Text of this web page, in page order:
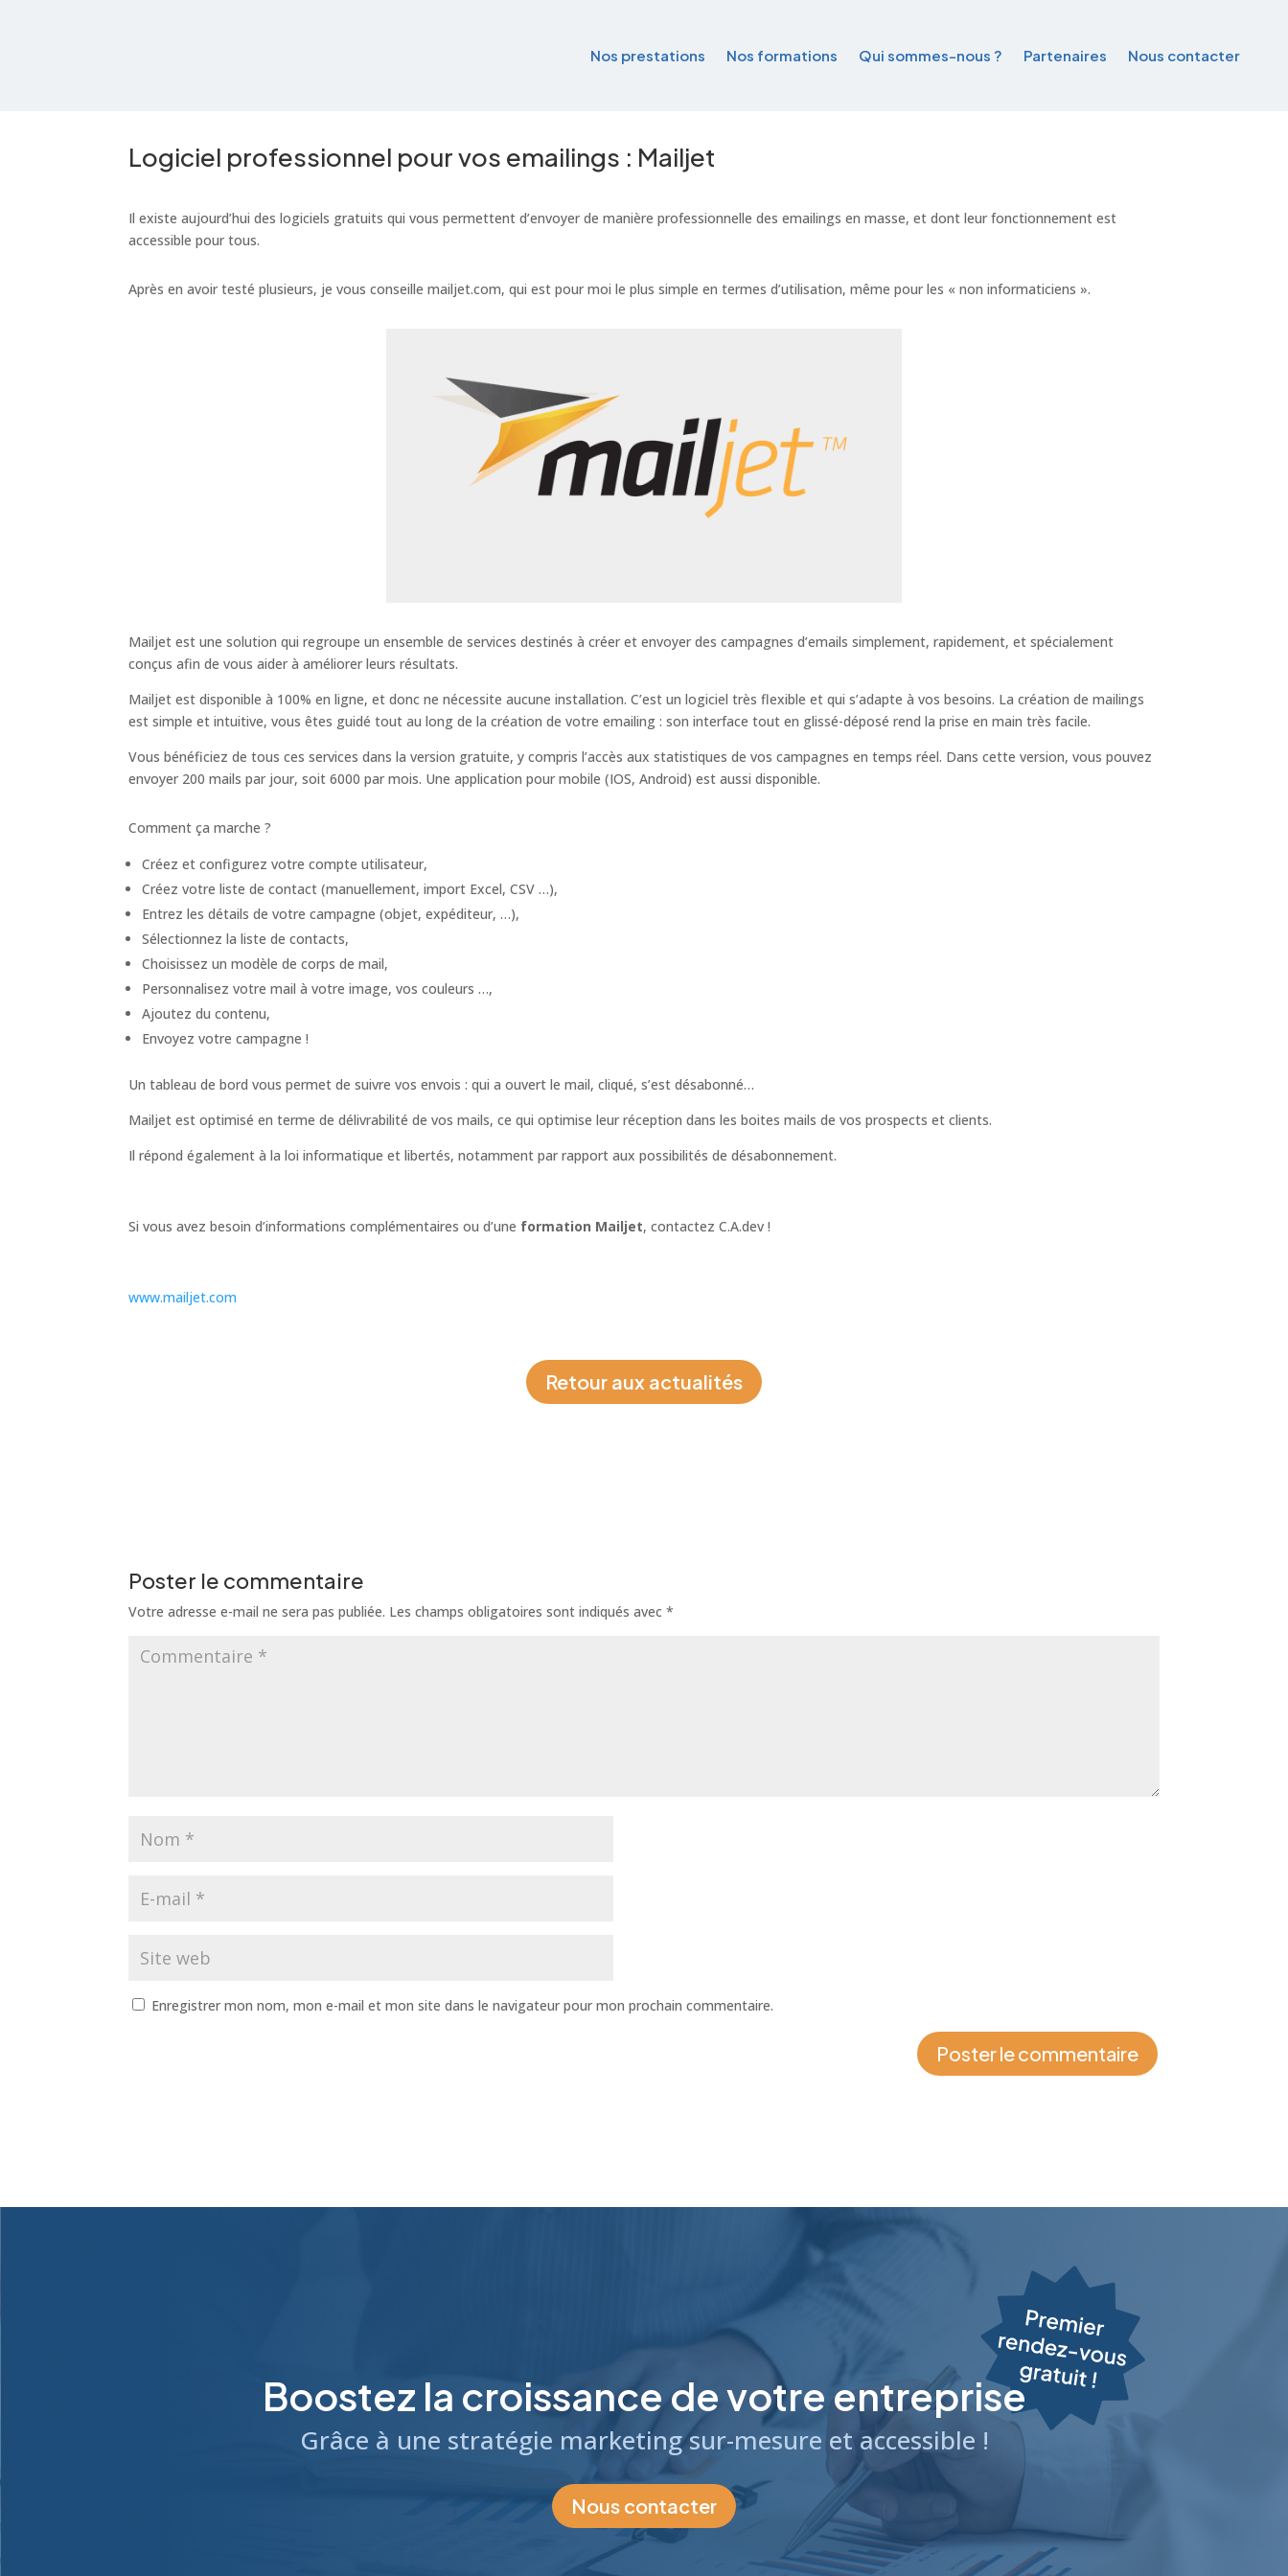
Nos prestations Nos formations Qui sommes-nous ? Partenaires Nous contacter
Logiciel professionnel pour vos emailings : Mailjet
Il existe aujourd’hui des logiciels gratuits qui vous permettent d’envoyer de manière professionnelle des emailings en masse, et dont leur fonctionnement est
accessible pour tous.
Après en avoir testé plusieurs, je vous conseille mailjet.com, qui est pour moi le plus simple en termes d’utilisation, même pour les « non informaticiens ».
Mailjet est une solution qui regroupe un ensemble de services destinés à créer et envoyer des campagnes d’emails simplement, rapidement, et spécialement
conçus afin de vous aider à améliorer leurs résultats.
Mailjet est disponible à 100% en ligne, et donc ne nécessite aucune installation. C’est un logiciel très flexible et qui s’adapte à vos besoins. La création de mailings
est simple et intuitive, vous êtes guidé tout au long de la création de votre emailing : son interface tout en glissé-déposé rend la prise en main très facile.
Vous bénéficiez de tous ces services dans la version gratuite, y compris l’accès aux statistiques de vos campagnes en temps réel. Dans cette version, vous pouvez
envoyer 200 mails par jour, soit 6000 par mois. Une application pour mobile (IOS, Android) est aussi disponible.
Comment ça marche ?
Créez et configurez votre compte utilisateur,
Créez votre liste de contact (manuellement, import Excel, CSV …),
Entrez les détails de votre campagne (objet, expéditeur, …),
Sélectionnez la liste de contacts,
Choisissez un modèle de corps de mail,
Personnalisez votre mail à votre image, vos couleurs …,
Ajoutez du contenu,
Envoyez votre campagne !
Un tableau de bord vous permet de suivre vos envois : qui a ouvert le mail, cliqué, s’est désabonné…
Mailjet est optimisé en terme de délivrabilité de vos mails, ce qui optimise leur réception dans les boites mails de vos prospects et clients.
Il répond également à la loi informatique et libertés, notamment par rapport aux possibilités de désabonnement.
Si vous avez besoin d’informations complémentaires ou d’une formation Mailjet, contactez C.A.dev !
www.mailjet.com
Retour aux actualités
Poster le commentaire
Votre adresse e-mail ne sera pas publiée. Les champs obligatoires sont indiqués avec*
Enregistrer mon nom, mon e-mail et mon site dans le navigateur pour mon prochain commentaire.
Boostez la croissance de votre entreprise
Grâce à une stratégie marketing sur-mesure et accessible !
Nous contacter